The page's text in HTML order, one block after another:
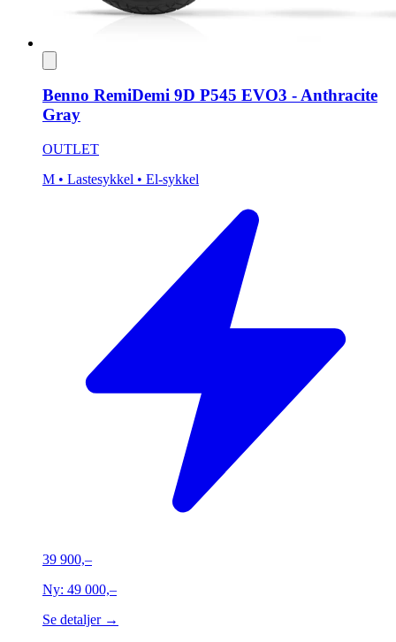
Benno RemiDemi 9D P545 EVO3 - Anthracite
Gray
OUTLET
M • Lastesykkel • El-sykkel
39 900,–
Ny: 49 000,–
Se detaljer →